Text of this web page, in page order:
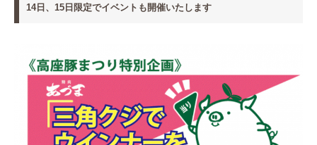
14日、15日限定でイベントも開催いたします